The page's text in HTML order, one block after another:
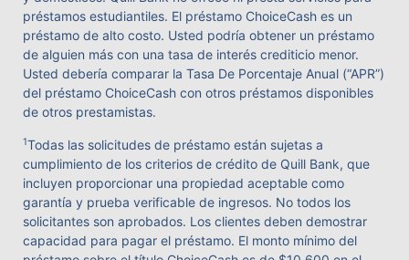
préstamos estudiantiles. El préstamo ChoiceCash es un
préstamo de alto costo. Usted podría obtener un préstamo
de alguien más con una tasa de interés crediticio menor.
Usted debería comparar la Tasa De Porcentaje Anual (“APR”)
del préstamo ChoiceCash con otros préstamos disponibles
de otros prestamistas.
1Todas las solicitudes de préstamo están sujetas a
cumplimiento de los criterios de crédito de Quill Bank, que
incluyen proporcionar una propiedad aceptable como
garantía y prueba verificable de ingresos. No todos los
solicitantes son aprobados. Los clientes deben demostrar
capacidad para pagar el préstamo. El monto mínimo del